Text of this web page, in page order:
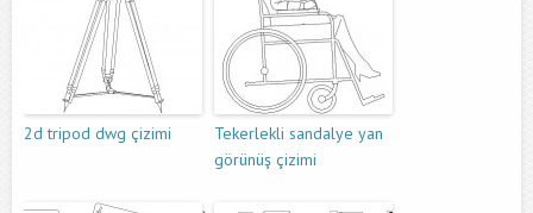
2d tripod dwg çizimi
Tekerlekli sandalye yan
görünüş çizimi